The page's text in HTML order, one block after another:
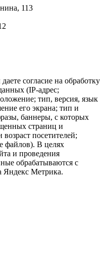
113
согласие на обработку
(IP-адрес;
тип, версия, язык
его экрана; тип и
баннеры, с которых
страниц и
посетителей;
файлов). В целях
и проведения
обрабатываются с
Яндекс Метрика.